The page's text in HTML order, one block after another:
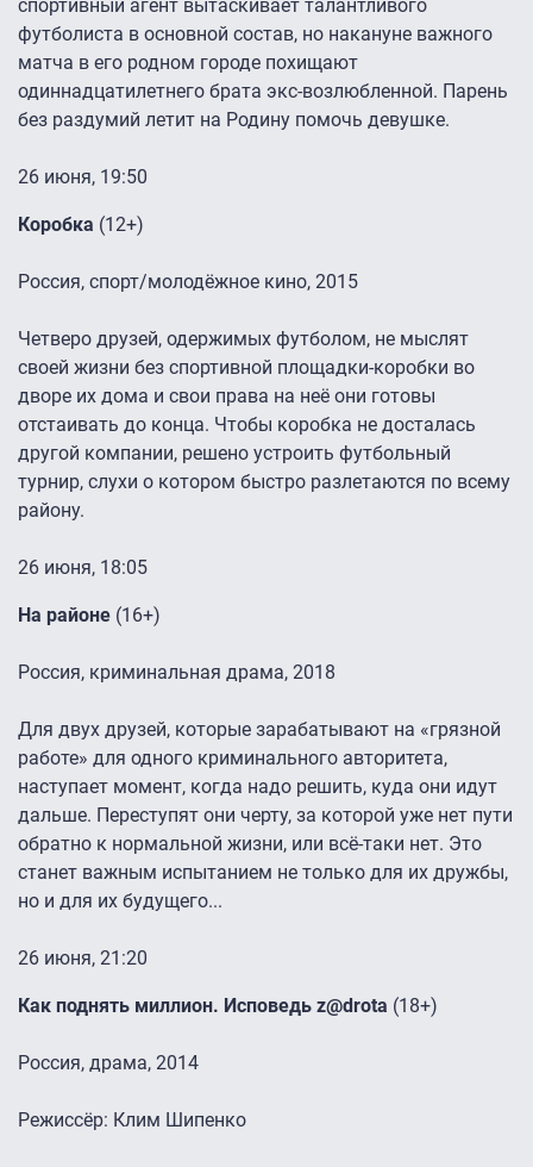
спортивный агент вытаскивает талантливого
футболиста в основной состав, но накануне важного
матча в его родном городе похищают
одиннадцатилетнего брата экс-возлюбленной. Парень
без раздумий летит на Родину помочь девушке.
26 июня, 19:50
Коробка (12+)
Россия, спорт/молодёжное кино, 2015
Четверо друзей, одержимых футболом, не мыслят
своей жизни без спортивной площадки-коробки во
дворе их дома и свои права на неё они готовы
отстаивать до конца. Чтобы коробка не досталась
другой компании, решено устроить футбольный
турнир, слухи о котором быстро разлетаются по всему
району.
26 июня, 18:05
На районе (16+)
Россия, криминальная драма, 2018
Для двух друзей, которые зарабатывают на «грязной
работе» для одного криминального авторитета,
наступает момент, когда надо решить, куда они идут
дальше. Переступят они черту, за которой уже нет пути
обратно к нормальной жизни, или всё-таки нет. Это
станет важным испытанием не только для их дружбы,
но и для их будущего...
26 июня, 21:20
Как поднять миллион. Исповедь z@drota (18+)
Россия, драма, 2014
Режиссёр: Клим Шипенко